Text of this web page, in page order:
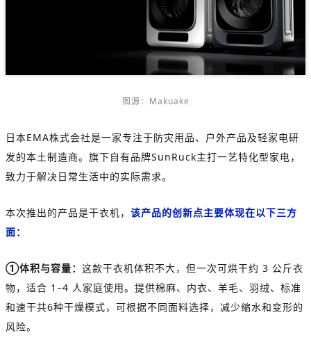
图源： Makuake
日本EMA株式会社是一家专注于防灾用品、户外产品及轻家电研
发的本土制造商。旗下自有品牌SunRuck主打一艺特化型家电，
致力于解决日常生活中的实际需求。
本次推出的产品是干衣机， 该产品的创新点主要体现在以下三方
面：
①体积与容量： 这款干衣机体积不大，但一次可烘干约 3 公斤衣
物，适合 1–4 人家庭使用。提供棉麻、内衣、羊毛、羽绒、标准
和速干共6种干燥模式，可根据不同面料选择，减少缩水和变形的
风险。